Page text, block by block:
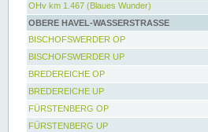
OHv km 1.467 (Blaues Wunder)
OBERE HAVEL-WASSERSTRASSE
BISCHOFSWERDER OP
BISCHOFSWERDER UP
BREDEREICHE OP
BREDEREICHE UP
FÜRSTENBERG OP
FÜRSTENBERG UP